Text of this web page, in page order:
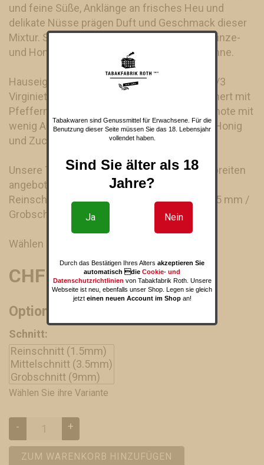
und feine Süße, Anklänge an frisches Heu und
delikate Nüsse prägen Duft und Geschmack dieser
Mixtur. Sorgsam abgerundet mit dezenten Minze-
und Honigaromen. Sonnige Freude für die Sinne.
Hauseigene Mischung aus 2/3 Burley- und 1/3
Virginietabak, 100% Schweizer Anbau, verfeinert mit
Pfefferminz- und Huflattichteeblättern. Duftnote mit
wenig Aprikosenaroma verstärkt. Sauce mit Honig
und Zuckerrohrmelasse angereichert.
Unsere Tabake werden in folgenden Schnittbreiten
angeboten:
Reinschnitt: ca. 1.5 mm / Mittelschnitt: ca. 3.5 mm /
Grobschnitt: ca. 9.0 mm
Wählen Sie Ihren gewünschten Schnitt aus.
CHF 9.20
Optionen und Varianten
Schnitt:
Wählen Sie ihre Variante
+
-
ZUM WARENKORB HINZUFÜGEN
Tabakwaren sind Genussmittel für Erwachsene. Für die
Benutzung dieser Seite müssen Sie das 18. Lebensjahr
vollendet haben.
Sind Sie älter als 18
Jahre?
Ja Nein
Durch das Bestätigen Ihres Alters akzeptieren Sie
automatisch die Cookie- und
Datenschutzrichtlinien von Tabakfabrik Roth. Unsere
Webseite ist neu, ebenfalls unser Shop. Legen sie gleich
jetzt einen neuen Account im Shopan!